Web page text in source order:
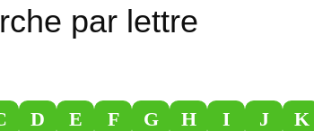
par lettre
D E F G H I J K